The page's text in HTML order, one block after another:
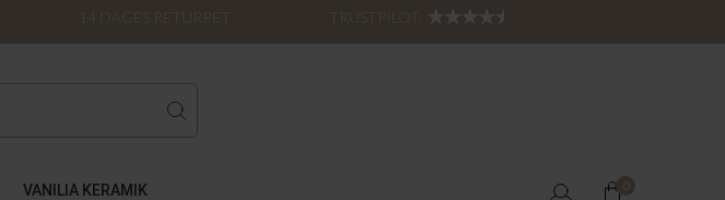
14 DAGES RETURRET
VANILIA KERAMIK 0